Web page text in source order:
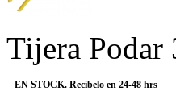
Tijera Podar
EN STOCK. Recíbelo en 24-48 hrs